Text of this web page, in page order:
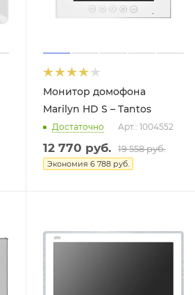
Монитор домофона
Marilyn HD S – Tantos
Достаточно Арт.: 1004552
12 770 руб. 19 558руб.
Экономия 6 788 руб.